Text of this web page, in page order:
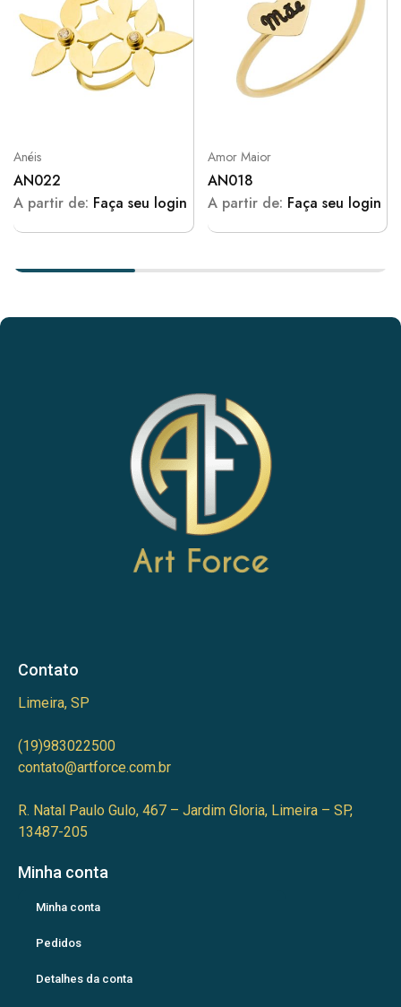
Anéis
AN022
A partir de: Faça seu login
Amor Maior
AN018
A partir de: Faça seu login
Contato
Limeira, SP
(19)983022500
contato@artforce.com.br
R. Natal Paulo Gulo, 467 – Jardim Gloria, Limeira – SP,
13487-205
Minha conta
Minha conta
Pedidos
Detalhes da conta